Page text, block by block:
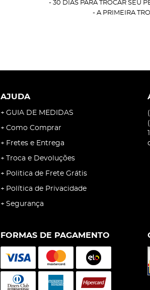
- 30 DIAS PARA TROCAR SEU
- A PRIMEIRA
AJUDA
GUIA DE MEDIDAS
Como Comprar
Fretes e Entrega
Troca e Devoluções
Politica de Frete Grátis
Política de Privacidade
Segurança
FORMAS DE PAGAMENTO